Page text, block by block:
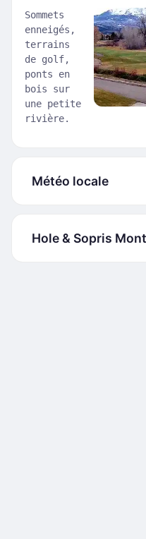
Sommets
enneigés,
terrains
de golf,
ponts en
bois sur
une petite
rivière.
Météo locale
Hole & Sopris